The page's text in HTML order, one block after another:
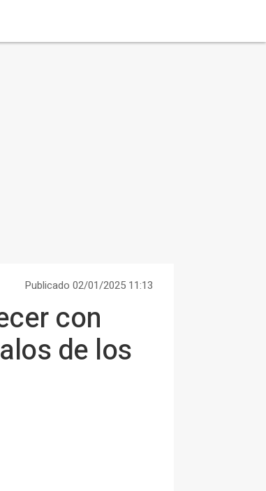
Publicado 02/01/2025 11:13
con
de los